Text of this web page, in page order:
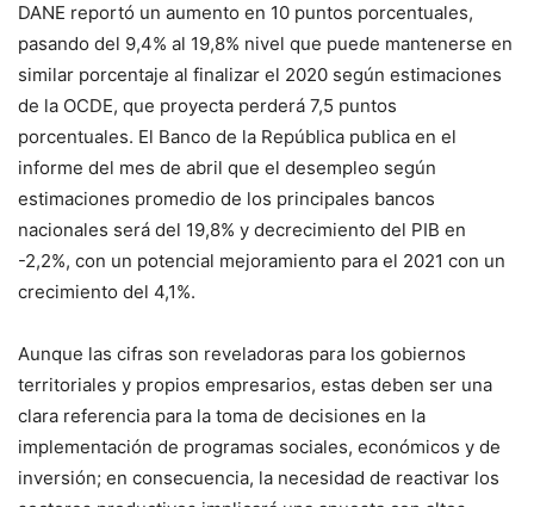
DANE reportó un aumento en 10 puntos porcentuales,
pasando del 9,4% al 19,8% nivel que puede mantenerse en
similar porcentaje al finalizar el 2020 según estimaciones
de la OCDE, que proyecta perderá 7,5 puntos
porcentuales. El Banco de la República publica en el
informe del mes de abril que el desempleo según
estimaciones promedio de los principales bancos
nacionales será del 19,8% y decrecimiento del PIB en
-2,2%, con un potencial mejoramiento para el 2021 con un
crecimiento del 4,1%.
Aunque las cifras son reveladoras para los gobiernos
territoriales y propios empresarios, estas deben ser una
clara referencia para la toma de decisiones en la
implementación de programas sociales, económicos y de
inversión; en consecuencia, la necesidad de reactivar los